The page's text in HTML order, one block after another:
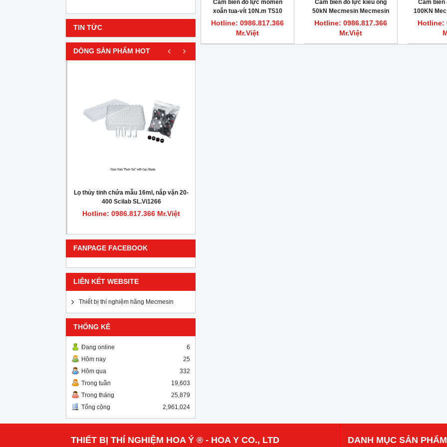
TIN TỨC
DÒNG SẢN PHẨM HOT
Lọ thủy tinh chứa mẫu 16ml, nắp vặn 20-
400 Scilab SL.Vi1266
Hotline: 0986.817.366 Mr.Việt
‹ ›
FANPAGE FACEBOOK
LIÊN KẾT WEBSITE
Thiết bị thí nghiệm hãng Mecmesin
THỐNG KÊ
Đang online
6
Hôm nay
25
Hôm qua
332
Trong tuần
19,603
Trong tháng
25,879
Tổng cộng
2,961,024
Cảm biến đo lực momen
xoắn tua-vít 10N.m TS10
Mecmesin 871-001
Hotline: 0986.817.366
Mr.Việt
Cảm biến đo lực kiểu ống
50kN Mecmesin Mecmesin
870-011
Hotline: 0986.817.366
Mr.Việt
Cảm biến
100KN
Hotline:
THIẾT BỊ THÍ NGHIỆM HOA Ý ® - HOA Y CO., LTD DANH MỤC SẢN PHẨM